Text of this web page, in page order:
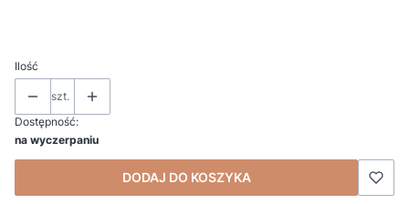
Ilość
szt.
Dostępność:
na wyczerpaniu
DODAJ DO KOSZYKA